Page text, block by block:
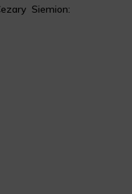
Siemion: